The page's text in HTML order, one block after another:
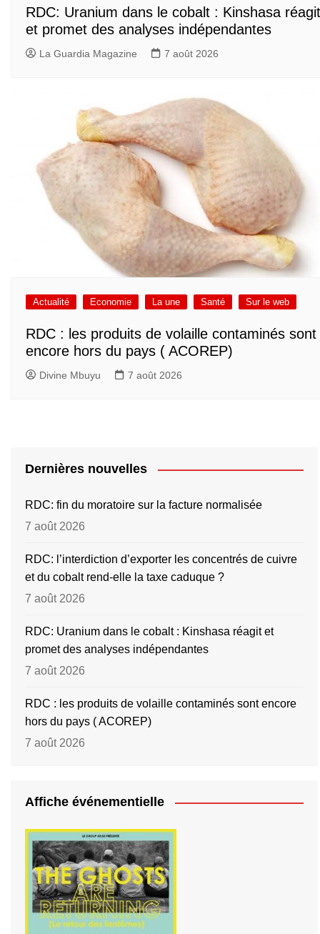
RDC: Uranium dans le cobalt : Kinshasa réagit
et promet des analyses indépendantes
La Guardia Magazine 7 août 2026
Actualité Economie La une Santé Sur le web
RDC : les produits de volaille contaminés sont
encore hors du pays ( ACOREP)
Divine Mbuyu 7 août 2026
Dernières nouvelles
RDC: fin du moratoire sur la facture normalisée
7 août 2026
RDC: l’interdiction d’exporter les concentrés de cuivre
et du cobalt rend-elle la taxe caduque ?
7 août 2026
RDC: Uranium dans le cobalt : Kinshasa réagit et
promet des analyses indépendantes
7 août 2026
RDC : les produits de volaille contaminés sont encore
hors du pays ( ACOREP)
7 août 2026
Affiche événementielle